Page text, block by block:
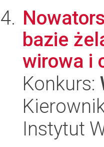
bazie
wirowa i
Konkurs:
Instytut